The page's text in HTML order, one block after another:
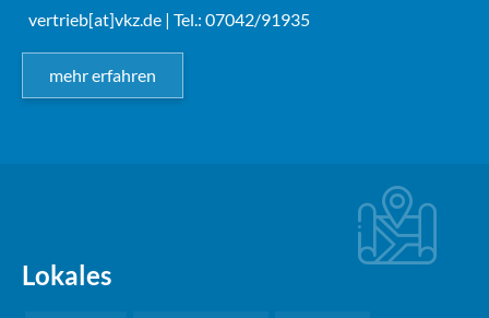
vertrieb[at]vkz.de | Tel.: 07042/91935
mehr erfahren
Lokales